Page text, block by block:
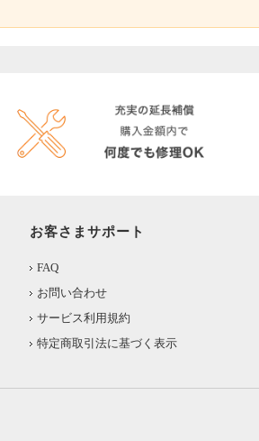
お客さまサポート
FAQ
お問い合わせ
サービス利用規約
特定商取引法に基づく表示